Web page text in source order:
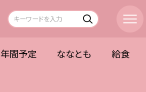
年間予定 ななとも 給食